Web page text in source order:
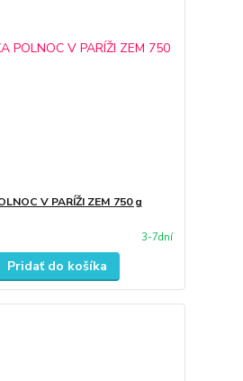
V PARÍŽI ZEM 750 g
3-7dní
Pridať do košíka